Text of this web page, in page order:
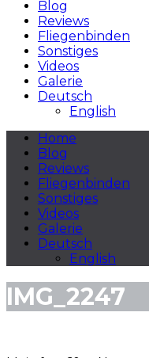
Blog
Reviews
Fliegenbinden
Sonstiges
Videos
Galerie
Deutsch
English
Home
Blog
Reviews
Fliegenbinden
Sonstiges
Videos
Galerie
Deutsch
English
IMG_2247